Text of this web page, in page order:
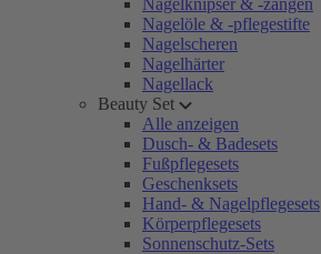
Nagelknipser & -zangen
Nagelöle & -pflegestifte
Nagelscheren
Nagelhärter
Nagellack
Beauty Set
Alle anzeigen
Dusch- & Badesets
Fußpflegesets
Geschenksets
Hand- & Nagelpflegesets
Körperpflegesets
Sonnenschutz-Sets